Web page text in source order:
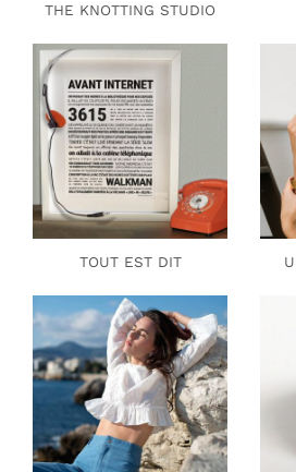
THE KNOTTING STUDIO
TOUT EST DIT